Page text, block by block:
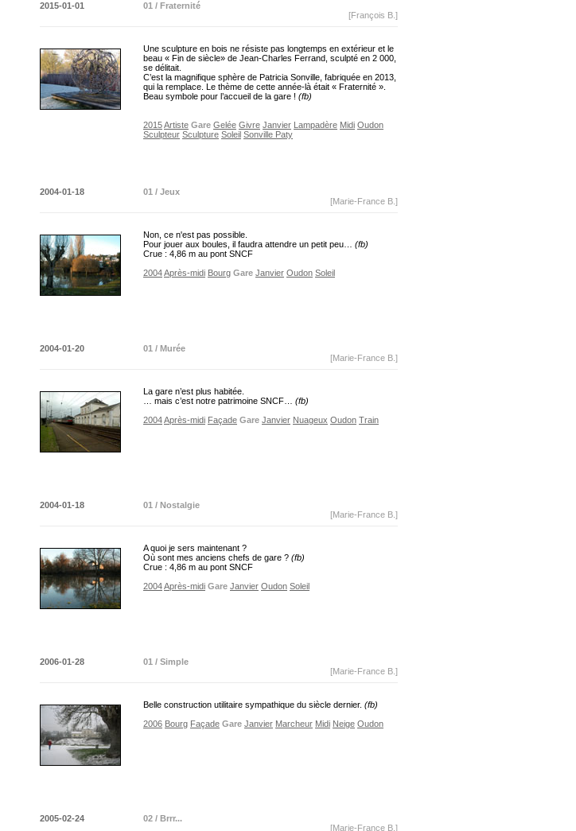
2015-01-01
01 / Fraternité
[François B.]
Une sculpture en bois ne résiste pas longtemps en extérieur et le
beau « Fin de siècle» de Jean-Charles Ferrand, sculpté en 2 000,
se délitait.
C’est la magnifique sphère de Patricia Sonville, fabriquée en 2013,
qui la remplace. Le thème de cette année-là était « Fraternité ».
Beau symbole pour l’accueil de la gare ! (fb)
2015Artiste Gare Gelée Givre Janvier Lampadère Midi Oudon
Sculpteur Sculpture Soleil Sonville Paty
2004-01-18
01 / Jeux
[Marie-France B.]
Non, ce n'est pas possible.
Pour jouer aux boules, il faudra attendre un petit peu… (fb)
Crue : 4,86 m au pont SNCF
2004Après-midi Bourg Gare Janvier Oudon Soleil
2004-01-20
01 / Murée
[Marie-France B.]
La gare n’est plus habitée.
… mais c’est notre patrimoine SNCF… (fb)
2004Après-midi Façade Gare Janvier Nuageux Oudon Train
2004-01-18
01 / Nostalgie
[Marie-France B.]
A quoi je sers maintenant ?
Où sont mes anciens chefs de gare ? (fb)
Crue : 4,86 m au pont SNCF
2004Après-midi Gare Janvier Oudon Soleil
2006-01-28
01 / Simple
[Marie-France B.]
Belle construction utilitaire sympathique du siècle dernier. (fb)
2006 Bourg Façade Gare Janvier Marcheur Midi Neige Oudon
2005-02-24
02 / Brrr...
[Marie-France B.]